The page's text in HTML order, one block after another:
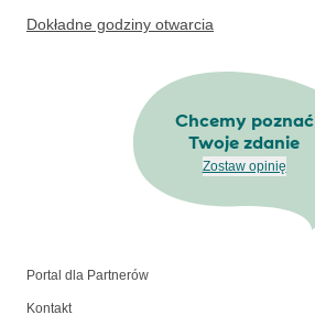
Dokładne godziny otwarcia
Chcemy poznać
Twoje zdanie
Zostaw opinię
Portal dla Partnerów
Kontakt